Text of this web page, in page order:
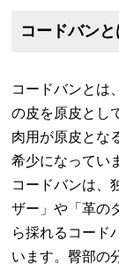
コードバンと
コードバンとは
の皮を原皮とし
肉用が原皮とな
希少になってい
コードバンは、
ザー」や「革の
ら採れるコード
います。臀部の